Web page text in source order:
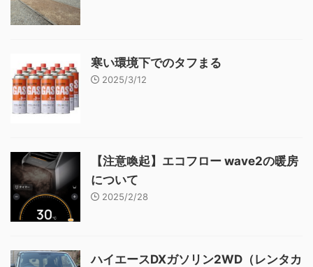
寒い環境下でのタフまる
2025/3/12
【注意喚起】エコフロー wave2の暖房
について
2025/2/28
ハイエースDXガソリン2WD（レンタカ